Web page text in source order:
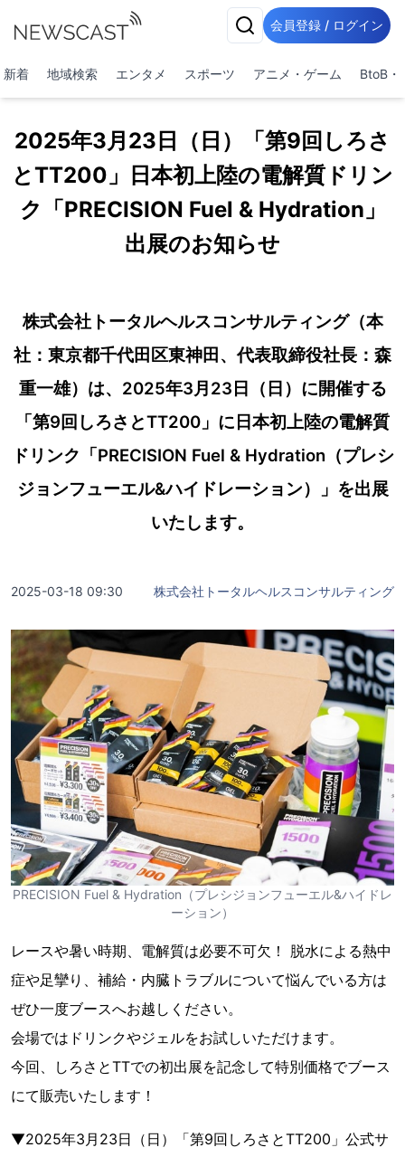
会員登録 / ログイン
新着 地域検索 エンタメ スポーツ アニメ・ゲーム BtoB・
2025年3月23日（日）「第9回しろさ
とTT200」日本初上陸の電解質ドリン
ク「PRECISION Fuel & Hydration」
出展のお知らせ
株式会社トータルヘルスコンサルティング（本
社：東京都千代田区東神田、代表取締役社長：森
重一雄）は、2025年3月23日（日）に開催する
「第9回しろさとTT200」に日本初上陸の電解質
ドリンク「PRECISION Fuel & Hydration（プレシ
ジョンフューエル&ハイドレーション）」を出展
いたします。
2025-03-18 09:30 株式会社トータルヘルスコンサルティング
PRECISION Fuel & Hydration（プレシジョンフューエル&ハイドレ
ーション）
レースや暑い時期、電解質は必要不可欠！ 脱水による熱中
症や足攣り、補給・内臓トラブルについて悩んでいる方は
ぜひ一度ブースへお越しください。
会場ではドリンクやジェルをお試しいただけます。
今回、しろさとTTでの初出展を記念して特別価格でブース
にて販売いたします！
▼2025年3月23日（日）「第9回しろさとTT200」公式サ